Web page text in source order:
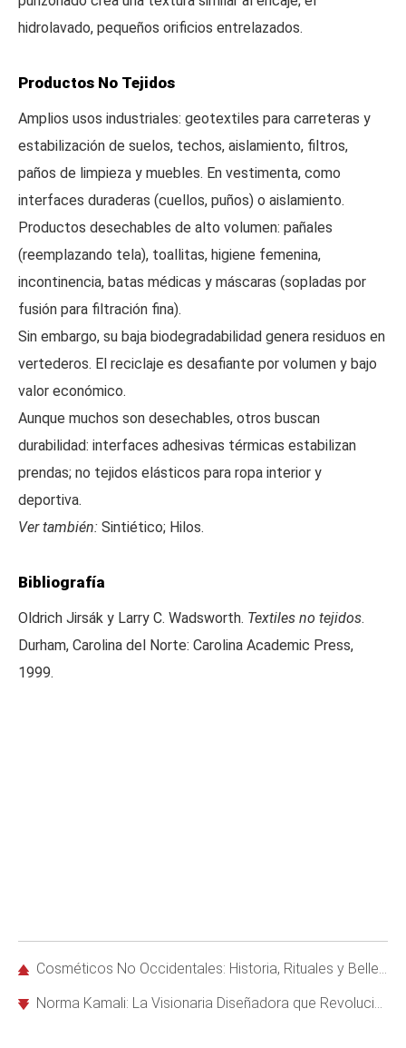
hidrolavado, pequeños orificios entrelazados.
Productos No Tejidos
Amplios usos industriales: geotextiles para carreteras y
estabilización de suelos, techos, aislamiento, filtros,
paños de limpieza y muebles. En vestimenta, como
interfaces duraderas (cuellos, puños) o aislamiento.
Productos desechables de alto volumen: pañales
(reemplazando tela), toallitas, higiene femenina,
incontinencia, batas médicas y máscaras (sopladas por
fusión para filtración fina).
Sin embargo, su baja biodegradabilidad genera residuos en
vertederos. El reciclaje es desafiante por volumen y bajo
valor económico.
Aunque muchos son desechables, otros buscan
durabilidad: interfaces adhesivas térmicas estabilizan
prendas; no tejidos elásticos para ropa interior y
deportiva.
Ver también: Sintiético; Hilos.
Bibliografía
Oldrich Jirsák y Larry C. Wadsworth. Textiles no tejidos.
Durham, Carolina del Norte: Carolina Academic Press,
1999.
Cosméticos No Occidentales: Historia, Rituales y Belleza en Culturas Tradicionales
Norma Kamali: La Visionaria Diseñadora que Revolucionó la Moda en los 70 y 80